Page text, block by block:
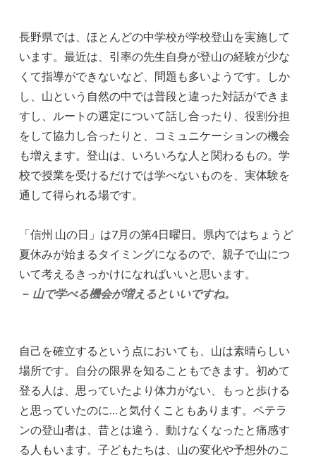
長野県では、ほとんどの中学校が学校登山を実施して
います。最近は、引率の先生自身が登山の経験が少な
くて指導ができないなど、問題も多いようです。しか
し、山という自然の中では普段と違った対話ができま
すし、ルートの選定について話し合ったり、役割分担
をして協力し合ったりと、コミュニケーションの機会
も増えます。登山は、いろいろな人と関わるもの。学
校で授業を受けるだけでは学べないものを、実体験を
通して得られる場です。
「信州 山の日」は7月の第4日曜日。県内ではちょうど
夏休みが始まるタイミングになるので、親子で山につ
いて考えるきっかけになればいいと思います。
－ 山で学べる機会が増えるといいですね。
自己を確立するという点においても、山は素晴らしい
場所です。自分の限界を知ることもできます。初めて
登る人は、思っていたより体力がない、もっと歩ける
と思っていたのに…と気付くこともあります。ベテラ
ンの登山者は、昔とは違う、動けなくなったと痛感す
る人もいます。子どもたちは、山の変化や予想外のこ